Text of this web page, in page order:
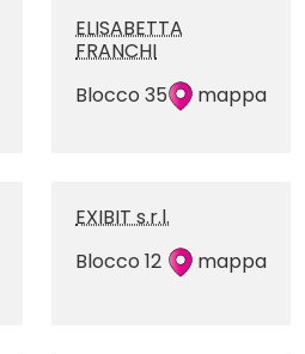
ELISABETTA
FRANCHI
Blocco 35
mappa
EXIBIT s.r.l.
Blocco 12
mappa